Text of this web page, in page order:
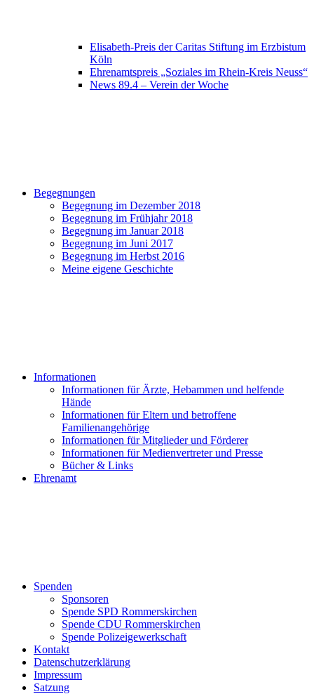
Elisabeth-Preis der Caritas Stiftung im Erzbistum
Köln
Ehrenamtspreis „Soziales im Rhein-Kreis Neuss“
News 89.4 – Verein der Woche
Begegnungen
Begegnung im Dezember 2018
Begegnung im Frühjahr 2018
Begegnung im Januar 2018
Begegnung im Juni 2017
Begegnung im Herbst 2016
Meine eigene Geschichte
Informationen
Informationen für Ärzte, Hebammen und helfende
Hände
Informationen für Eltern und betroffene
Familienangehörige
Informationen für Mitglieder und Förderer
Informationen für Medienvertreter und Presse
Bücher & Links
Ehrenamt
Spenden
Sponsoren
Spende SPD Rommerskirchen
Spende CDU Rommerskirchen
Spende Polizeigewerkschaft
Kontakt
Datenschutzerklärung
Impressum
Satzung